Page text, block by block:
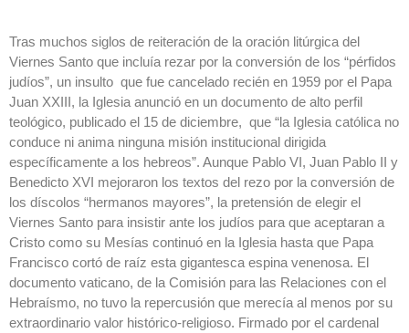
Tras muchos siglos de reiteración de la oración litúrgica del
Viernes Santo que incluía rezar por la conversión de los “pérfidos
judíos”, un insulto que fue cancelado recién en 1959 por el Papa
Juan XXIII, la Iglesia anunció en un documento de alto perfil
teológico, publicado el 15 de diciembre, que “la Iglesia católica no
conduce ni anima ninguna misión institucional dirigida
específicamente a los hebreos”. Aunque Pablo VI, Juan Pablo II y
Benedicto XVI mejoraron los textos del rezo por la conversión de
los díscolos “hermanos mayores”, la pretensión de elegir el
Viernes Santo para insistir ante los judíos para que aceptaran a
Cristo como su Mesías continuó en la Iglesia hasta que Papa
Francisco cortó de raíz esta gigantesca espina venenosa. El
documento vaticano, de la Comisión para las Relaciones con el
Hebraísmo, no tuvo la repercusión que merecía al menos por su
extraordinario valor histórico-religioso. Firmado por el cardenal